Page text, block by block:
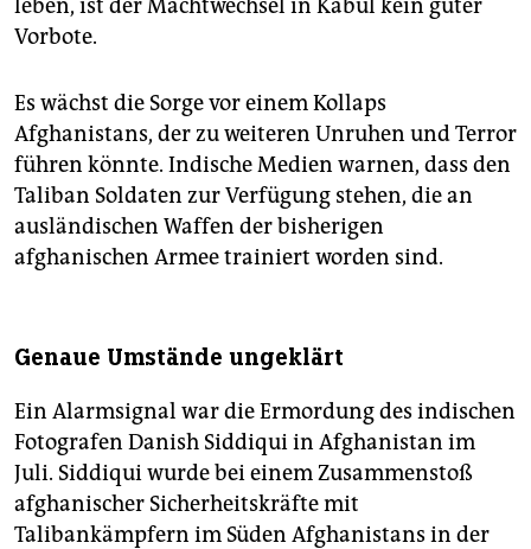
leben, ist der Machtwechsel in Kabul kein guter
Vorbote.
Es wächst die Sorge vor einem Kollaps
Afghanistans, der zu weiteren Unruhen und Terror
führen könnte. Indische Medien warnen, dass den
Taliban Soldaten zur Verfügung stehen, die an
ausländischen Waffen der bisherigen
afghanischen Armee trainiert worden sind.
Genaue Umstände ungeklärt
Ein Alarmsignal war die Ermordung des indischen
Fotografen Danish Siddiqui in Afghanistan im
Juli. Siddiqui wurde bei einem Zusammenstoß
afghanischer Sicherheitskräfte mit
Talibankämpfern im Süden Afghanistans in der